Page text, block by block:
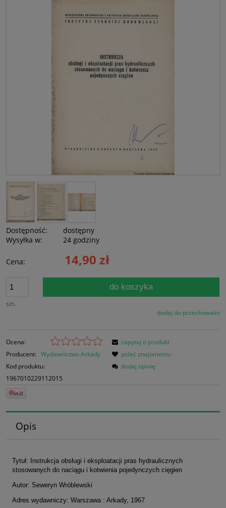
Dostępność:
dostępny
Wysyłka w:
24 godziny
Cena: 14,90 zł
szt.
do koszyka
dodaj do przechowalni
Ocena:
Producent: Wydawnictwo Arkady
Kod produktu:
1967010229112015
zapytaj o produkt
poleć znajomemu
dodaj opinię
Opis
Tytuł: Instrukcja obsługi i eksploatacji pras hydraulicznych
stosowanych do naciągu i kotwienia pojedynczych cięgien
Autor: Seweryn Wróblewski
Adres wydawniczy: Warszawa : Arkady, 1967